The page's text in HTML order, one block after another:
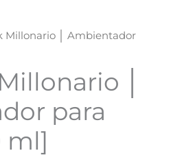
Millonario │ Ambientador
│
para
ml]